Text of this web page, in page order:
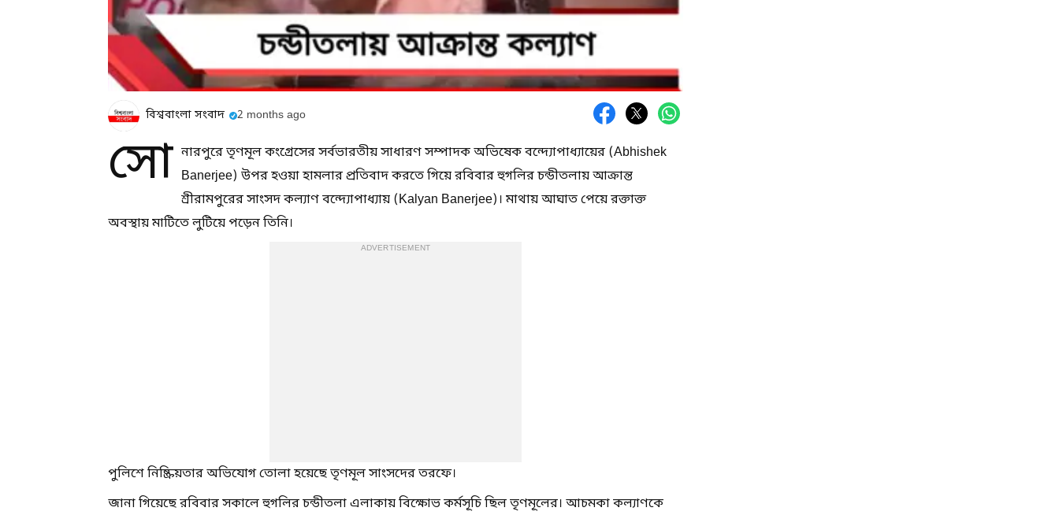
বিশ্ববাংলা সংবাদ 2 months ago
সো নারপুরে তৃণমূল কংগ্রেসের সর্বভারতীয় সাধারণ সম্পাদক অভিষেক বন্দ্যোপাধ্যায়ের (Abhishek
Banerjee) উপর হওয়া হামলার প্রতিবাদ করতে গিয়ে রবিবার হুগলির চন্ডীতলায় আক্রান্ত
শ্রীরামপুরের সাংসদ কল্যাণ বন্দ্যোপাধ্যায় (Kalyan Banerjee)। মাথায় আঘাত পেয়ে রক্তাক্ত
অবস্থায় মাটিতে লুটিয়ে পড়েন তিনি।
ADVERTISEMENT
পুলিশে নিষ্ক্রিয়তার অভিযোগ তোলা হয়েছে তৃণমূল সাংসদের তরফে।
জানা গিয়েছে রবিবার সকালে হুগলির চন্ডীতলা এলাকায় বিক্ষোভ কর্মসূচি ছিল তৃণমূলের। আচমকা কল্যাণকে